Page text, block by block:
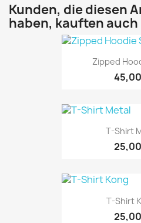
Kunden, die diesen
haben, kauften auch
Zipped
T-Shirt
T-Shirt